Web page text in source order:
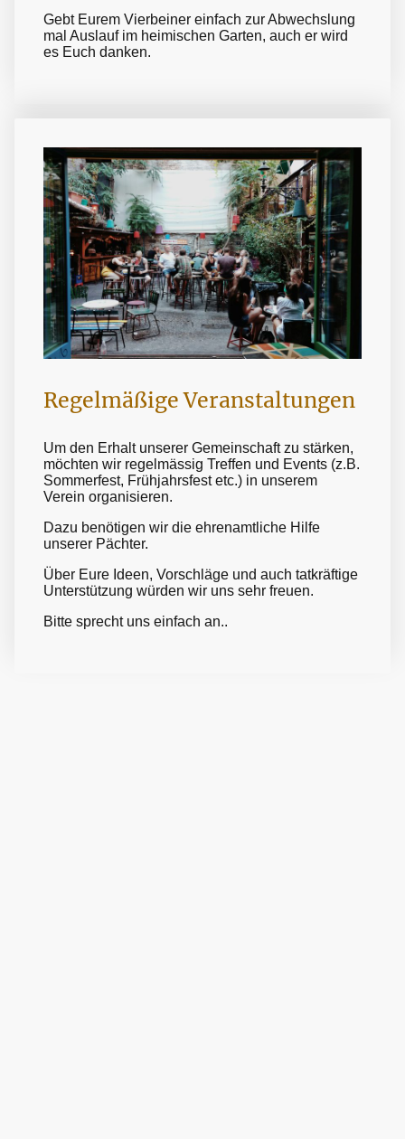
Gebt Eurem Vierbeiner einfach zur Abwechslung
mal Auslauf im heimischen Garten, auch er wird
es Euch danken.
Regelmäßige Veranstaltungen
Um den Erhalt unserer Gemeinschaft zu stärken,
möchten wir regelmässig Treffen und Events (z.B.
Sommerfest, Frühjahrsfest etc.) in unserem
Verein organisieren.
Dazu benötigen wir die ehrenamtliche Hilfe
unserer Pächter.
Über Eure Ideen, Vorschläge und auch tatkräftige
Unterstützung würden wir uns sehr freuen.
Bitte sprecht uns einfach an..